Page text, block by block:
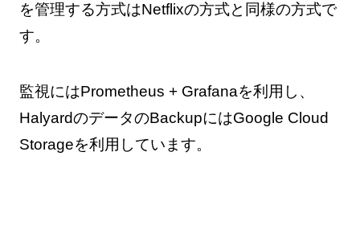
を管理する方式はNetflixの方式と同様の方式で
す。
監視にはPrometheus + Grafanaを利用し、
HalyardのデータのBackupにはGoogle Cloud
Storageを利用しています。